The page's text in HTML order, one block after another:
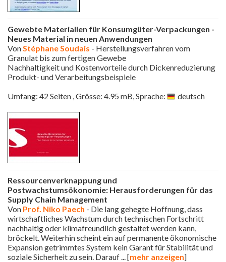
Gewebte Materialien für Konsumgüter-Verpackungen -
Neues Material in neuen Anwendungen
VonStéphane Soudais - Herstellungsverfahren vom
Granulat bis zum fertigen Gewebe
Nachhaltigkeit und Kostenvorteile durch Dickenreduzierung
Produkt- und Verarbeitungsbeispiele
Umfang: 42 Seiten , Grösse: 4.95 mB, Sprache:
deutsch
Ressourcenverknappung und
Postwachstumsökonomie: Herausforderungen für das
Supply Chain Management
Von Prof. Niko Paech - Die lang gehegte Hoffnung, dass
wirtschaftliches Wachstum durch technischen Fortschritt
nachhaltig oder klimafreundlich gestaltet werden kann,
bröckelt. Weiterhin scheint ein auf permanente ökonomische
Expansion getrimmtes System kein Garant für Stabilität und
soziale Sicherheit zu sein. Darauf... [mehr anzeigen]